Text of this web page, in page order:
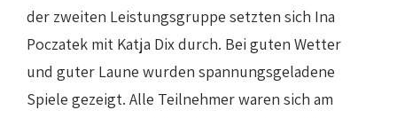
der zweiten Leistungsgruppe setzten sich Ina
Poczatek mit Katja Dix durch. Bei guten Wetter
und guter Laune wurden spannungsgeladene
Spiele gezeigt. Alle Teilnehmer waren sich am